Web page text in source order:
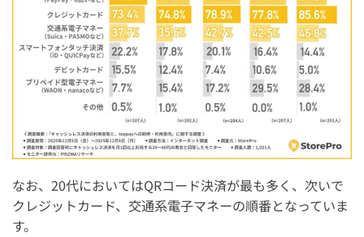
なお、20代においてはQRコード決済が最も多く、次いで
クレジットカード、交通系電子マネーの順番となっていま
す。